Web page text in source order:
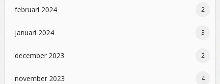
februari 2024 2
januari 2024 3
december 2023 2
november 2023 4